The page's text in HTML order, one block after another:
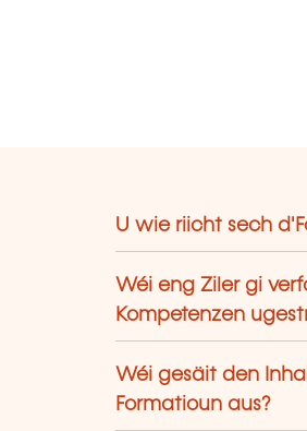
U wie riicht sech
Wéi eng Ziler gi
Kompetenzen
Wéi gesäit den
Formatioun aus?